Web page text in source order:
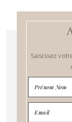
Saisissez